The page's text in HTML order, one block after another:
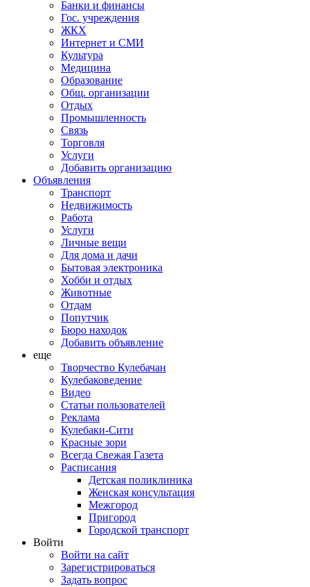
Банки и финансы
Гос. учреждения
ЖКХ
Интернет и СМИ
Культура
Медицина
Образование
Общ. организации
Отдых
Промышленность
Связь
Торговля
Услуги
Добавить организацию
Объявления
Транспорт
Недвижимость
Работа
Услуги
Личные вещи
Для дома и дачи
Бытовая электроника
Хобби и отдых
Животные
Отдам
Попутчик
Бюро находок
Добавить объявление
еще
Творчество Кулебачан
Кулебаковедение
Видео
Статьи пользователей
Реклама
Кулебаки-Сити
Красные зори
Всегда Свежая Газета
Расписания
Детская поликлиника
Женская консультация
Межгород
Пригород
Городской транспорт
Войти
Войти на сайт
Зарегистрироваться
Задать вопрос